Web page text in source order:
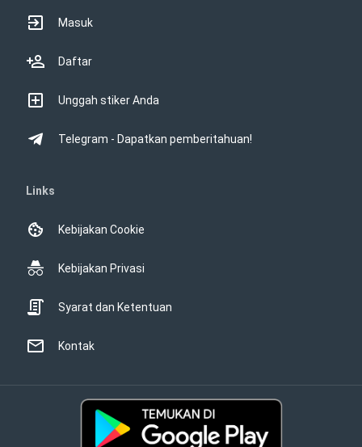
Masuk
Daftar
Unggah stiker Anda
Telegram - Dapatkan pemberitahuan!
Links
Kebijakan Cookie
Kebijakan Privasi
Syarat dan Ketentuan
Kontak